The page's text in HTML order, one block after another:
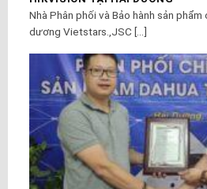
Nhà Phân phối và Bảo hành sản
dương Vietstars.,JSC [...]